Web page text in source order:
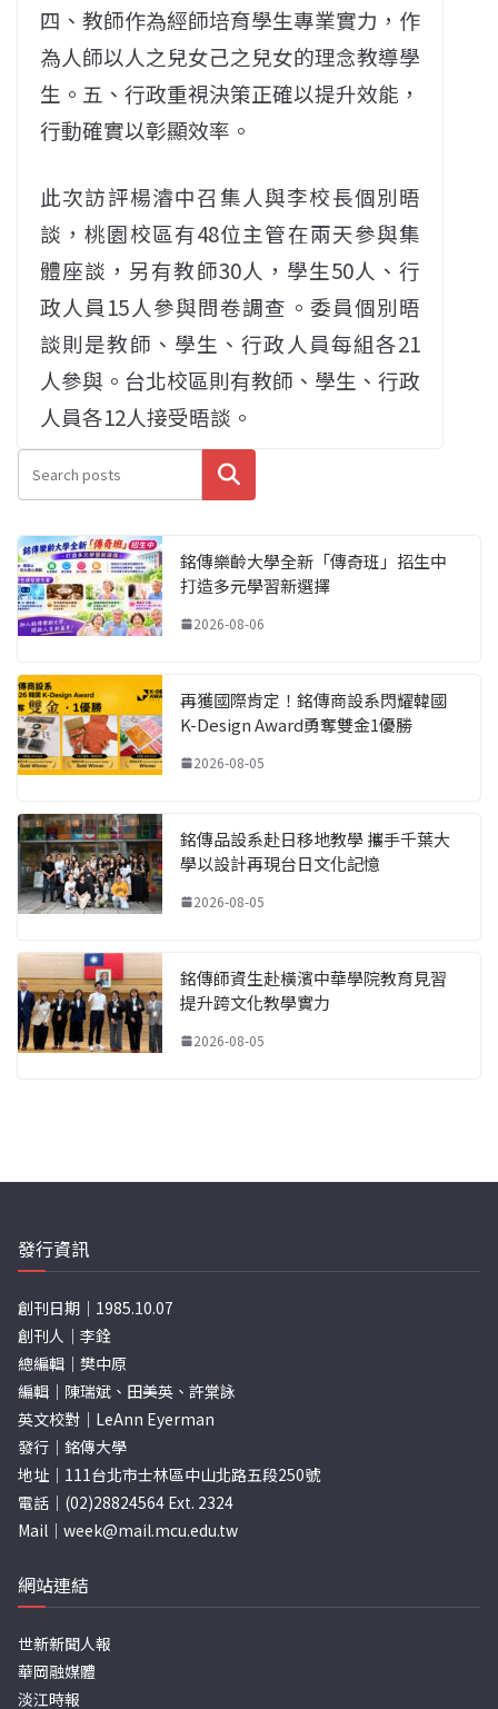
四、教師作為經師培育學生專業實力，作
為人師以人之兒女己之兒女的理念教導學
生。五、行政重視決策正確以提升效能，
行動確實以彰顯效率。
此次訪評楊濬中召集人與李校長個別晤
談，桃園校區有48位主管在兩天參與集
體座談，另有教師30人，學生50人、行
政人員15人參與問卷調查。委員個別晤
談則是教師、學生、行政人員每組各21
人參與。台北校區則有教師、學生、行政
人員各12人接受晤談。
搜尋
銘傳樂齡大學全新「傳奇班」招生中
打造多元學習新選擇
2026-08-06
再獲國際肯定！銘傳商設系閃耀韓國
K-Design Award勇奪雙金1優勝
2026-08-05
銘傳品設系赴日移地教學 攜手千葉大
學以設計再現台日文化記憶
2026-08-05
銘傳師資生赴橫濱中華學院教育見習
提升跨文化教學實力
2026-08-05
發行資訊
創刊日期｜1985.10.07
創刊人｜李銓
總編輯｜樊中原
編輯｜陳瑞斌、田美英、許棠詠
英文校對｜LeAnn Eyerman
發行｜銘傳大學
地址｜111台北市士林區中山北路五段250號
電話｜(02)28824564 Ext. 2324
Mail｜ week@mail.mcu.edu.tw
網站連結
世新新聞人報
華岡融媒體
淡江時報